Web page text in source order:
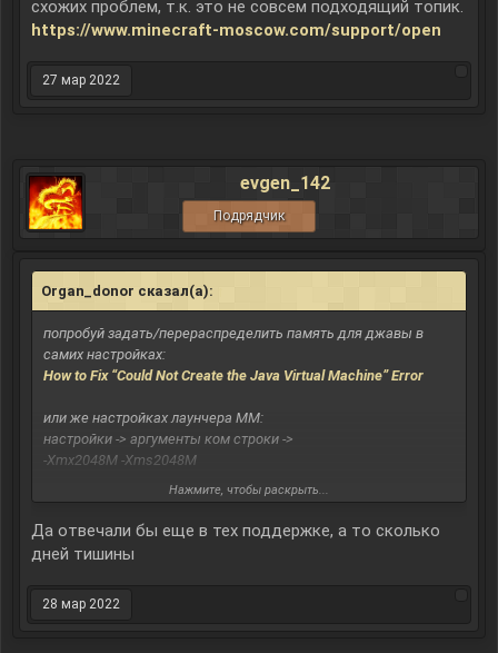
схожих проблем, т.к. это не совсем подходящий топик.
https://www.minecraft-moscow.com/support/open
27 мар 2022
evgen_142
Подрядчик
Organ_donor сказал(а):
попробуй задать/перераспределить память для джавы в
самих настройках:
How to Fix “Could Not Create the Java Virtual Machine” Error
или же настройках лаунчера ММ:
настройки -> аргументы ком строки ->
-Xmx2048M -Xms2048M
и пользуйся тех поддержкой при возникновении схожих
проблем, т.к. это не совсем подходящий топик.
https://www.minecraft-moscow.com/support/open
Нажмите, чтобы раскрыть...
Да отвечали бы еще в тех поддержке, а то сколько
дней тишины
28 мар 2022